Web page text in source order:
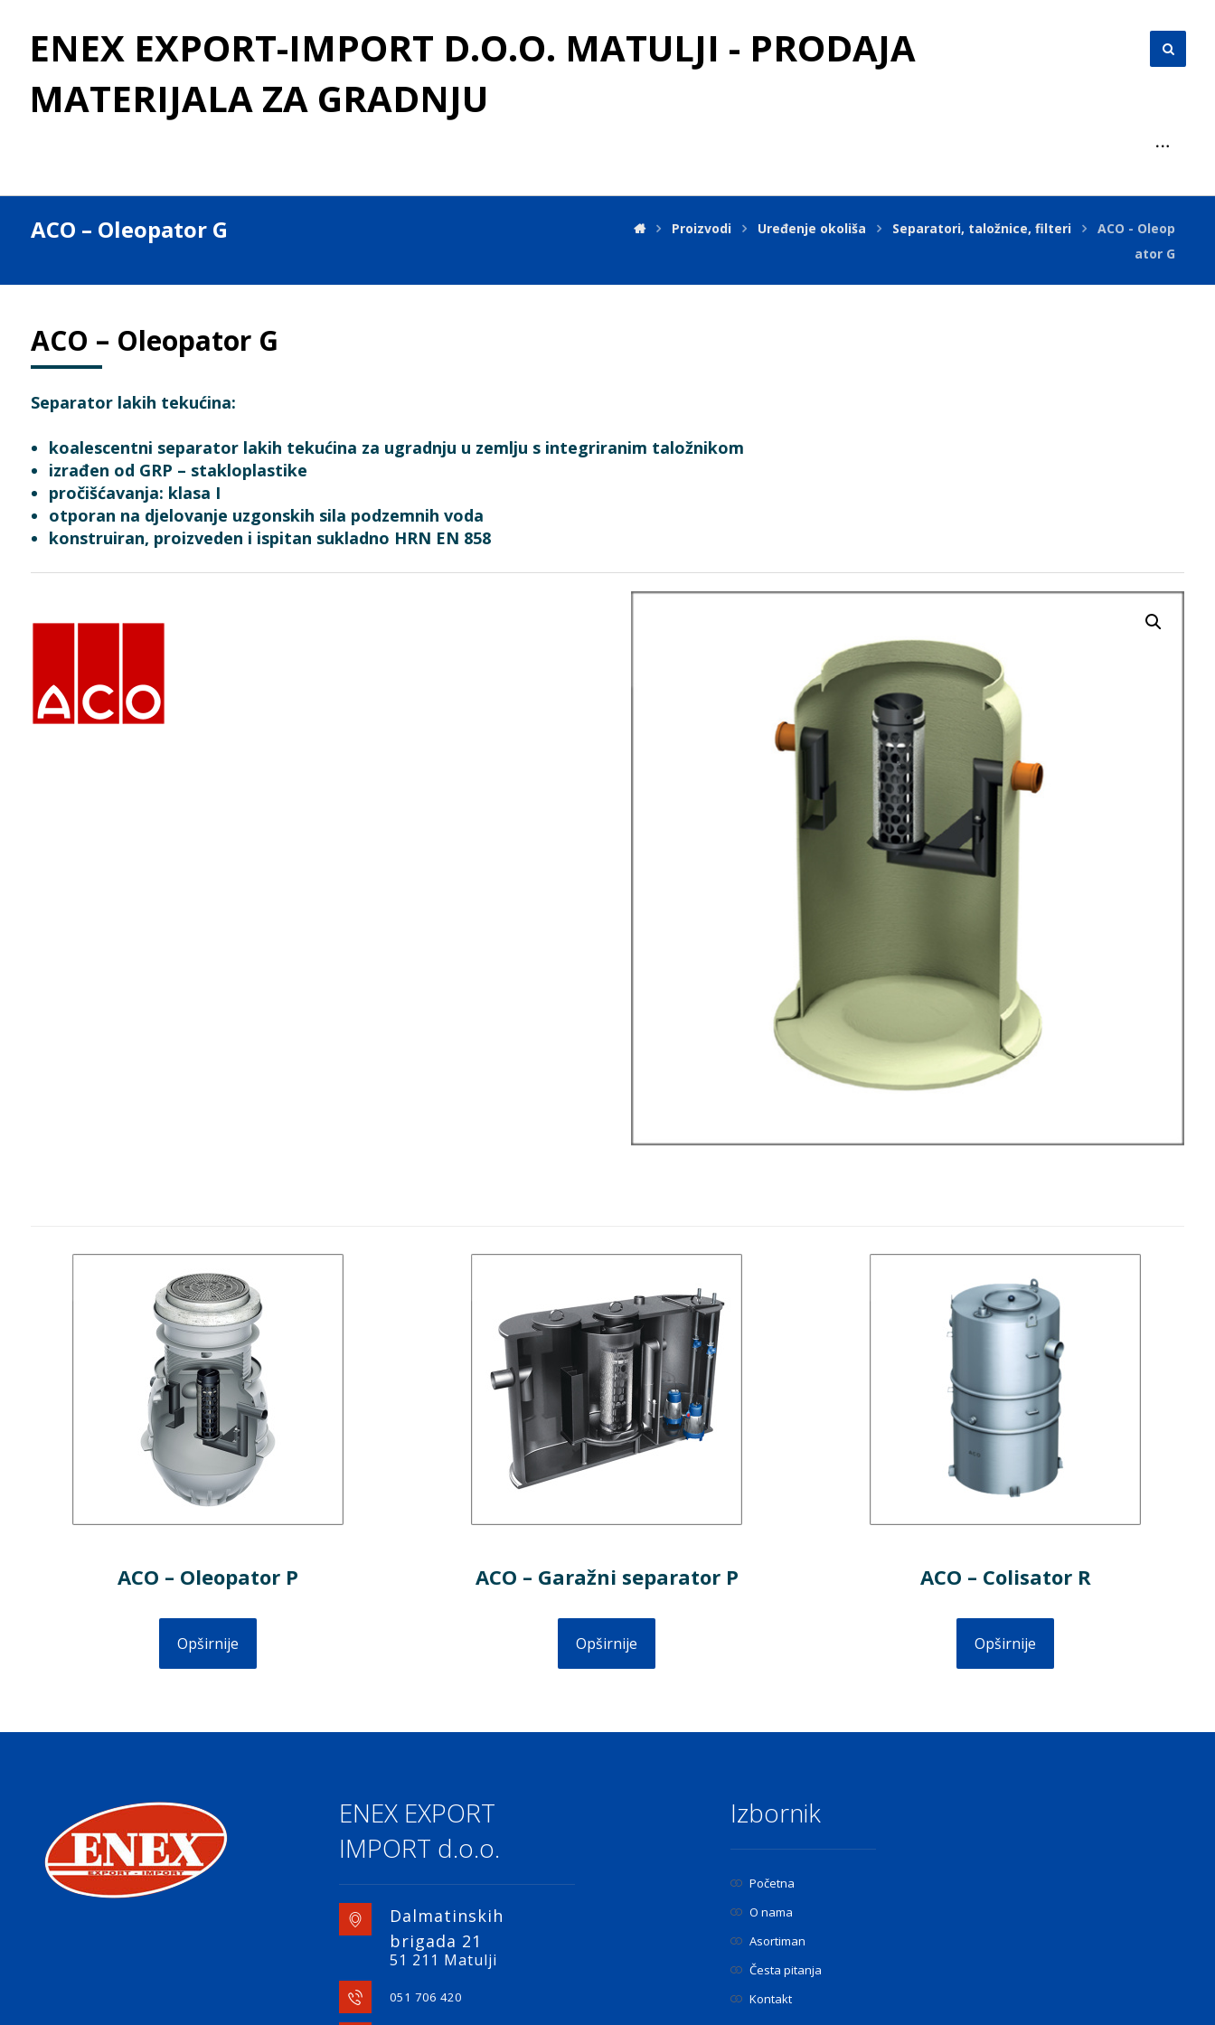
ENEX EXPORT-IMPORT D.O.O. MATULJI - PRODAJA
MATERIJALA ZA GRADNJU
ACO – Oleopator G Proizvodi Uređenje okoliša Separatori, taložnice, filteri
ACO - Oleop
ator G
ACO – Oleopator G
Separator lakih tekućina:
koalescentni separator lakih tekućina za ugradnju u zemlju s integriranim taložnikom
izrađen od GRP – stakloplastike
pročišćavanja: klasa I
otporan na djelovanje uzgonskih sila podzemnih voda
konstruiran, proizveden i ispitan sukladno HRN EN 858
ACO – Oleopator P
Opširnije
ACO – Garažni separator P
Opširnije
ACO – Colisator R
Opširnije
ENEX EXPORT
IMPORT d.o.o.
Dalmatinskih
brigada 21
51 211 Matulji
051 706 420
Izbornik
Početna
O nama
Asortiman
Česta pitanja
Kontakt